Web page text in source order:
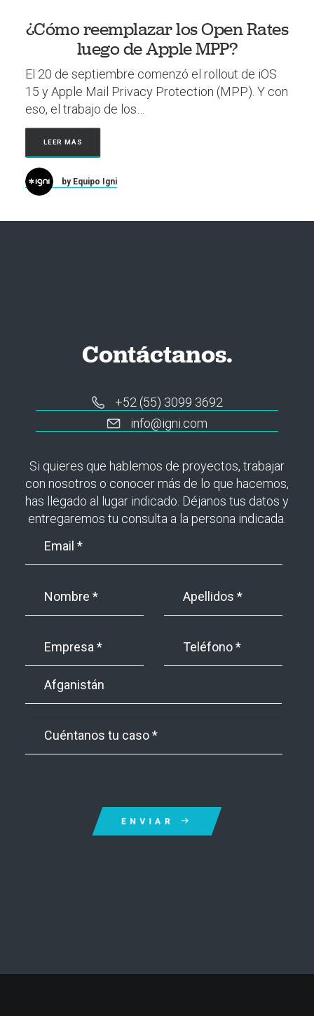
¿Cómo reemplazar los Open Rates
luego de Apple MPP?
El 20 de septiembre comenzó el rollout de iOS
15 y Apple Mail Privacy Protection (MPP). Y con
eso, el trabajo de los…
LEER MÁS
by Equipo Igni
Contáctanos.
+52 (55) 3099 3692
info@igni.com
Si quieres que hablemos de proyectos, trabajar
con nosotros o conocer más de lo que hacemos,
has llegado al lugar indicado. Déjanos tus datos y
entregaremos tu consulta a la persona indicada.
ENVIAR